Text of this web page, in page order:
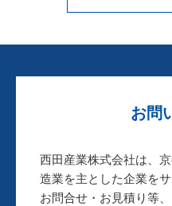
お問
西田産業株式会社は、
造業を主とした企業を
お問合せ・お見積り等